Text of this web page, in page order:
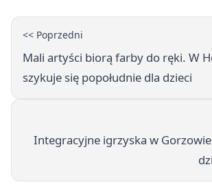
<< Poprzedni
Mali artyści biorą farby do ręki. W
szykuje się popołudnie dla dzieci
Integracyjne igrzyska w Gorzowie